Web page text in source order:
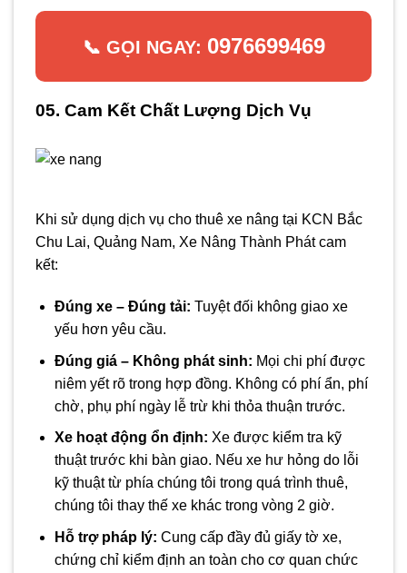
📞 GỌI NGAY: 0976699469
05. Cam Kết Chất Lượng Dịch Vụ
Khi sử dụng dịch vụ cho thuê xe nâng tại KCN Bắc
Chu Lai, Quảng Nam, Xe Nâng Thành Phát cam
kết:
Đúng xe – Đúng tải: Tuyệt đối không giao xe
yếu hơn yêu cầu.
Đúng giá – Không phát sinh: Mọi chi phí được
niêm yết rõ trong hợp đồng. Không có phí ẩn, phí
chờ, phụ phí ngày lễ trừ khi thỏa thuận trước.
Xe hoạt động ổn định: Xe được kiểm tra kỹ
thuật trước khi bàn giao. Nếu xe hư hỏng do lỗi
kỹ thuật từ phía chúng tôi trong quá trình thuê,
chúng tôi thay thế xe khác trong vòng 2 giờ.
Hỗ trợ pháp lý: Cung cấp đầy đủ giấy tờ xe,
chứng chỉ kiểm định an toàn cho cơ quan chức